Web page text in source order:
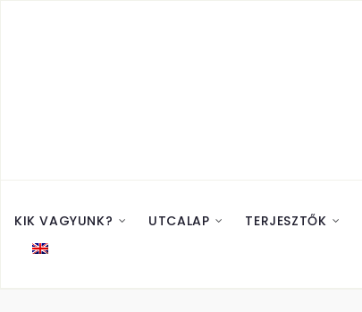
KIK VAGYUNK? UTCALAP TERJESZTŐK